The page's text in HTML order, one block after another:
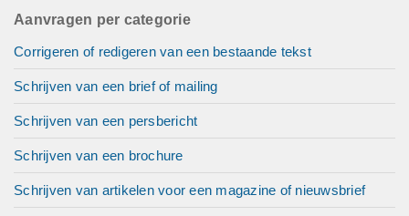
Aanvragen per categorie
Corrigeren of redigeren van een bestaande tekst
Schrijven van een brief of mailing
Schrijven van een persbericht
Schrijven van een brochure
Schrijven van artikelen voor een magazine of nieuwsbrief